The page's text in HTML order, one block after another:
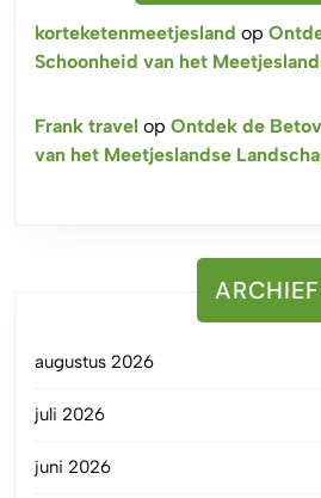
korteketenmeetjesland op
Schoonheid van het
Frank travel op Ontdek de
van het Meetjeslandse
ARCHIEF
augustus 2026
juli 2026
juni 2026